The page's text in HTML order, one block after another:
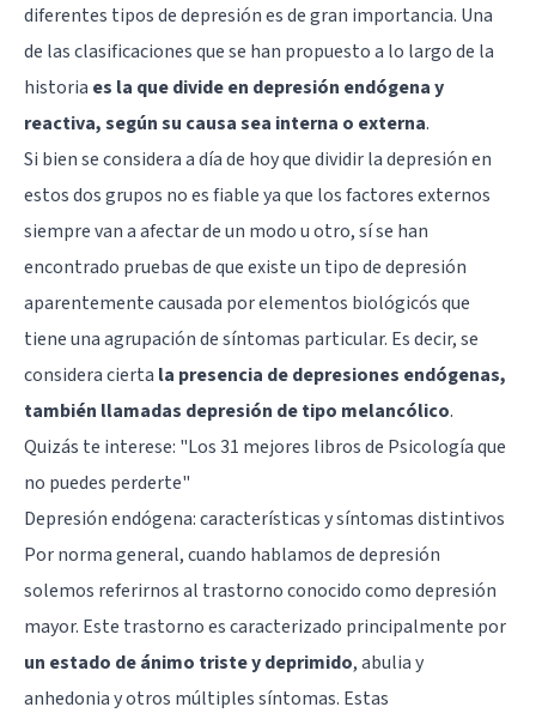
diferentes tipos de depresión es de gran importancia. Una
de las clasificaciones que se han propuesto a lo largo de la
historia es la que divide en depresión endógena y
reactiva, según su causa sea interna o externa.
Si bien se considera a día de hoy que dividir la depresión en
estos dos grupos no es fiable ya que los factores externos
siempre van a afectar de un modo u otro, sí se han
encontrado pruebas de que existe un tipo de depresión
aparentemente causada por elementos biológicós que
tiene una agrupación de síntomas particular. Es decir, se
considera cierta la presencia de depresiones endógenas,
también llamadas depresión de tipo melancólico.
Quizás te interese: "Los 31 mejores libros de Psicología que
no puedes perderte"
Depresión endógena: características y síntomas distintivos
Por norma general, cuando hablamos de depresión
solemos referirnos al trastorno conocido comodepresión
mayor. Este trastorno es caracterizado principalmente por
un estado de ánimo triste y deprimido, abulia y
anhedoniay otros múltiples síntomas. Estas